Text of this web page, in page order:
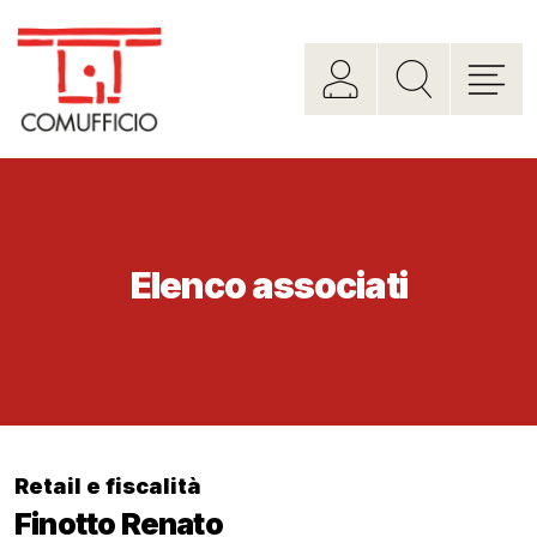
Elenco associati
Retail e fiscalità
Finotto Renato